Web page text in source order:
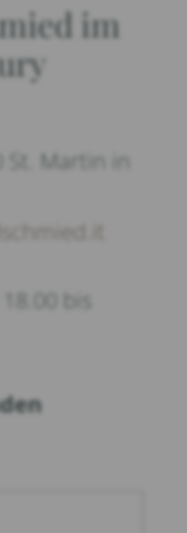
im
Martin in
bis